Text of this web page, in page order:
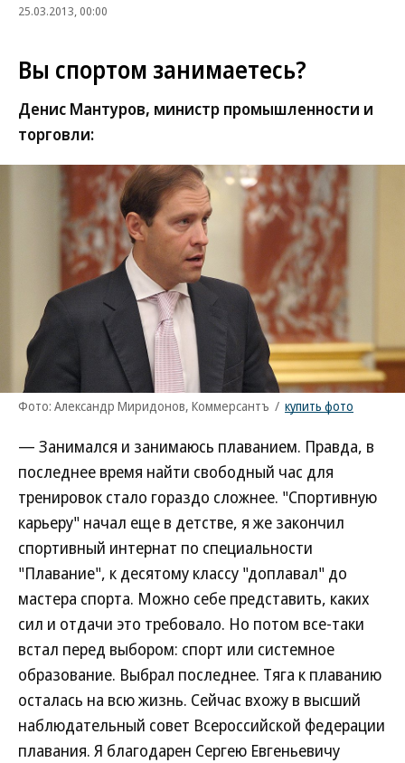
25.03.2013, 00:00
Вы спортом занимаетесь?
Денис Мантуров, министр промышленности и
торговли:
Фото: Александр Миридонов, Коммерсантъ / купить фото
— Занимался и занимаюсь плаванием. Правда, в
последнее время найти свободный час для
тренировок стало гораздо сложнее. "Спортивную
карьеру" начал еще в детстве, я же закончил
спортивный интернат по специальности
"Плавание", к десятому классу "доплавал" до
мастера спорта. Можно себе представить, каких
сил и отдачи это требовало. Но потом все-таки
встал перед выбором: спорт или системное
образование. Выбрал последнее. Тяга к плаванию
осталась на всю жизнь. Сейчас вхожу в высший
наблюдательный совет Всероссийской федерации
плавания. Я благодарен Сергею Евгеньевичу